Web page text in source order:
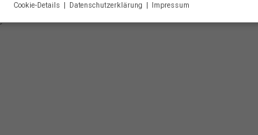
Cookie-Details Datenschutzerklärung Impressum
Datenschutzeinstellungen
Jahre alt sind und Ihre Zustimmung zu freiwilligen Diensten
z. B. für personalisierte Anzeigen und Inhalte oder